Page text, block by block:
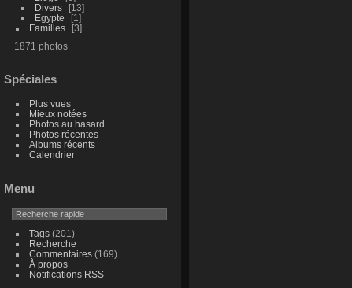
Divers
13
Egypte
1
Familles
3
1871 photos
Spéciales
Plus vues
Mieux notées
Photos au hasard
Photos récentes
Albums récents
Calendrier
Menu
Tags(201)
Recherche
Commentaires(169)
À propos
Notifications RSS